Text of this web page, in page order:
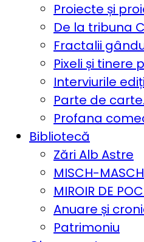
Proiecte și
De la tribuna
Fractalii
Pixeli și tinere
Interviurile
Parte de
Profana
Bibliotecă
Zări Alb Astre
MISCH-
MIROIR DE
Anuare și
Patrimoniu